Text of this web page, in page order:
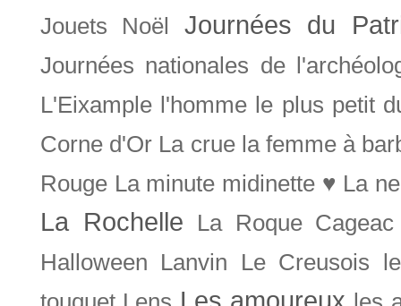
Jouets Noël
Journées du
Journées nationales de
L'Eixample l'homme le plus petit
Corne d'Or La crue la femme à
Rouge La minute midinette ♥ La
La Rochelle
La Roque Cageac
Halloween
Lanvin Le Creusois
Les amoureux